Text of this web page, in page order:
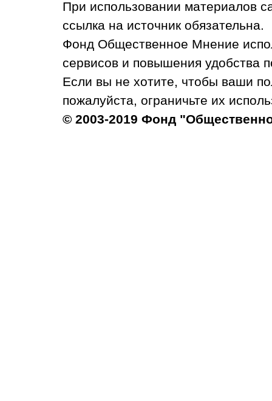
При использовании материалов
ссылка на источник обязательна.
Фонд Общественное Мнение
сервисов и повышения удобства
Если вы не хотите, чтобы ваши
пожалуйста, ограничьте их
© 2003-2019 Фонд